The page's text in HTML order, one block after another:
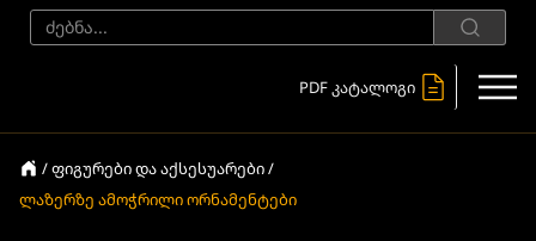
PDF კატალოგი
/ ფიგურები და აქსესუარები /
ლაზერზე ამოჭრილი ორნამენტები